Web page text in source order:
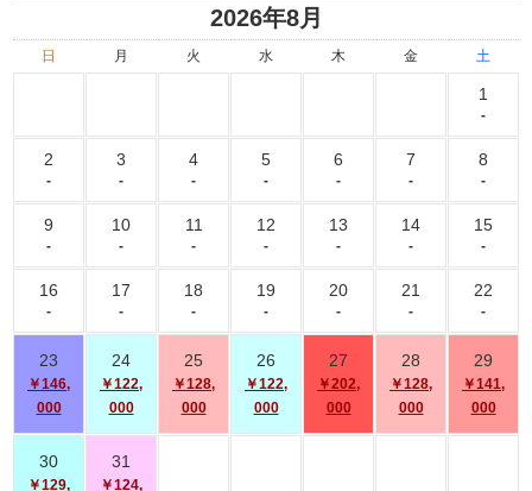
2026年8月
日 月 火 水 木 金 土
1
-
2
-
3
-
4
-
5
-
6
-
7
-
8
-
9
-
10
-
11
-
12
-
13
-
14
-
15
-
16
-
17
-
18
-
19
-
20
-
21
-
22
-
23
￥146,
000
24
￥122,
000
25
￥128,
000
26
￥122,
000
27
￥202,
000
28
￥128,
000
29
￥141,
000
30
￥129,
31
￥124,